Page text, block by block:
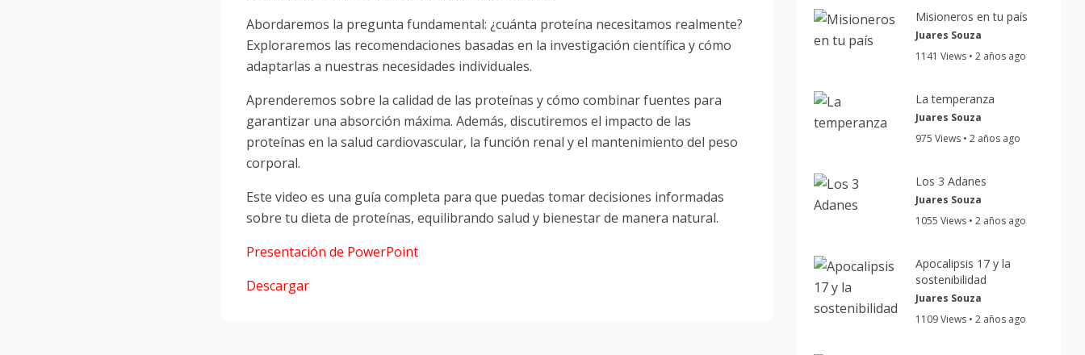
Abordaremos la pregunta fundamental: ¿cuánta proteína necesitamos realmente?
Exploraremos las recomendaciones basadas en la investigación científica y cómo
adaptarlas a nuestras necesidades individuales.
Aprenderemos sobre la calidad de las proteínas y cómo combinar fuentes para
garantizar una absorción máxima. Además, discutiremos el impacto de las
proteínas en la salud cardiovascular, la función renal y el mantenimiento del peso
corporal.
Este video es una guía completa para que puedas tomar decisiones informadas
sobre tu dieta de proteínas, equilibrando salud y bienestar de manera natural.
Presentación de PowerPoint
Descargar
Misioneros en tu país
Juares Souza
1141 Views • 2 años ago
La temperanza
Juares Souza
975 Views • 2 años ago
Los 3 Adanes
Juares Souza
1055 Views • 2 años ago
Apocalipsis 17 y la
sostenibilidad
Juares Souza
1109 Views • 2 años ago